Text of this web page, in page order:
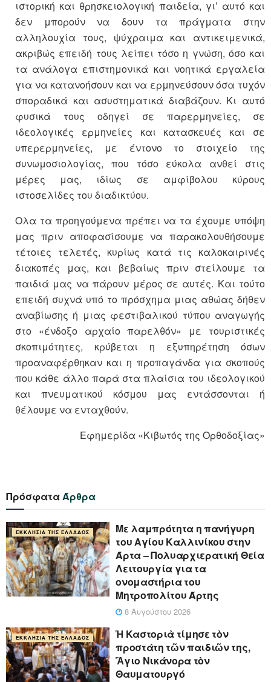
ιστορική και θρησκειολογική παιδεία, γι’ αυτό και
δεν μπορούν να δουν τα πράγματα στην
αλληλουχία τους, ψύχραιμα και αντικειμενικά,
ακριβώς επειδή τους λείπει τόσο η γνώση, όσο και
τα ανάλογα επιστημονικά και νοητικά εργαλεία
για να κατανοήσουν και να ερμηνεύσουν όσα τυχόν
σποραδικά και ασυστηματικά διαβάζουν. Κι αυτό
φυσικά τους οδηγεί σε παρερμηνείες, σε
ιδεολογικές ερμηνείες και κατασκευές και σε
υπερερμηνείες, με έντονο το στοιχείο της
συνωμοσιολογίας, που τόσο εύκολα ανθεί στις
μέρες μας, ιδίως σε αμφίβολου κύρους
ιστοσελίδες του διαδικτύου.
Ολα τα προηγούμενα πρέπει να τα έχουμε υπόψη
μας πριν αποφασίσουμε να παρακολουθήσουμε
τέτοιες τελετές, κυρίως κατά τις καλοκαιρινές
διακοπές μας, και βεβαίως πριν στείλουμε τα
παιδιά μας να πάρουν μέρος σε αυτές. Και τούτο
επειδή συχνά υπό το πρόσχημα μιας αθώας δήθεν
αναβίωσης ή μιας φεστιβαλικού τύπου αναγωγής
στο «ένδοξο αρχαίο παρελθόν» με τουριστικές
σκοπιμότητες, κρύβεται η εξυπηρέτηση όσων
προαναφέρθηκαν και η προπαγάνδα για σκοπούς
που κάθε άλλο παρά στα πλαίσια του ιδεολογικού
και πνευματικού κόσμου μας εντάσσονται ή
θέλουμε να ενταχθούν.
Εφημερίδα «Κιβωτός της Ορθοδοξίας»
ΠρόσφαταΆρθρα
ΕΚΚΛΗΣΊΑ ΤΗΣ ΕΛΛΆΔΟΣ
Με λαμπρότητα η πανήγυρη
του Αγίου Καλλινίκου στην
Άρτα – Πολυαρχιερατική Θεία
Λειτουργία για τα
ονομαστήρια του
Μητροπολίτου Άρτης
8 Αυγούστου 2026
ΕΚΚΛΗΣΊΑ ΤΗΣ ΕΛΛΆΔΟΣ
Ἡ Καστοριὰ τίμησε τὸν
προστάτη τῶν παιδιῶν της,
Ἅγιο Νικάνορα τὸν
Θαυματουργό